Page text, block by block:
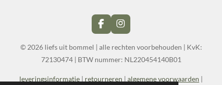
F
a
c
b
o
I
n
s
a
r
© 2026 liefs uit bommel | alle rechten voorbehouden | KvK:
72130474 | BTW nummer: NL220454140B01
leveringsinformatie | retourneren | algemene voorwaarden |